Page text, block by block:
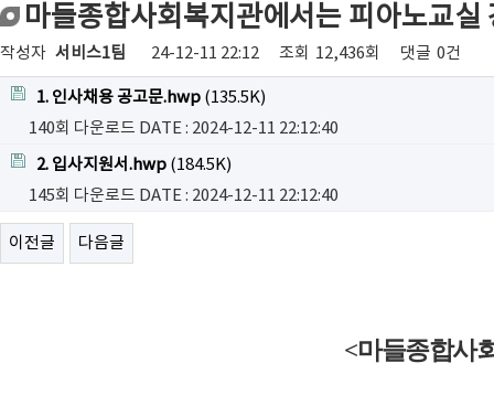
마들종합사회복지관에서는 피아노교실
작성자 서비스1팀 24-12-11 22:12 조회 12,436회 댓글 0건
1. 인사채용 공고문.hwp (135.5K)
140회 다운로드 DATE : 2024-12-11 22:12:40
2. 입사지원서.hwp (184.5K)
145회 다운로드 DATE : 2024-12-11 22:12:40
이전글 다음글
<마들종합사